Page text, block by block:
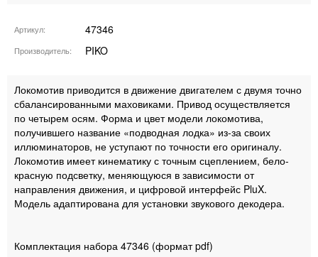
Артикул 47346
Производитель PIKO
Локомотив приводится в движение двигателем с двумя точно
сбалансированными маховиками. Привод осуществляется
по четырем осям. Форма и цвет модели локомотива,
получившего название «подводная лодка» из-за своих
иллюминаторов, не уступают по точности его оригиналу.
Локомотив имеет кинематику с точным сцеплением, бело-
красную подсветку, меняющуюся в зависимости от
направления движения, и цифровой интерфейс PluX.
Модель адаптирована для установки звукового декодера.
Комплектация набора 47346 (формат pdf)